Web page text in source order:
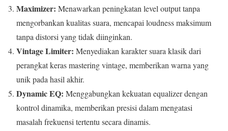
Maximizer: Menawarkan peningkatan level output tanpa
mengorbankan kualitas suara, mencapai loudness maksimum
tanpa distorsi yang tidak diinginkan.
Vintage Limiter: Menyediakan karakter suara klasik dari
perangkat keras mastering vintage, memberikan warna yang
unik pada hasil akhir.
Dynamic EQ: Menggabungkan kekuatan equalizer dengan
kontrol dinamika, memberikan presisi dalam mengatasi
masalah frekuensi tertentu secara dinamis.